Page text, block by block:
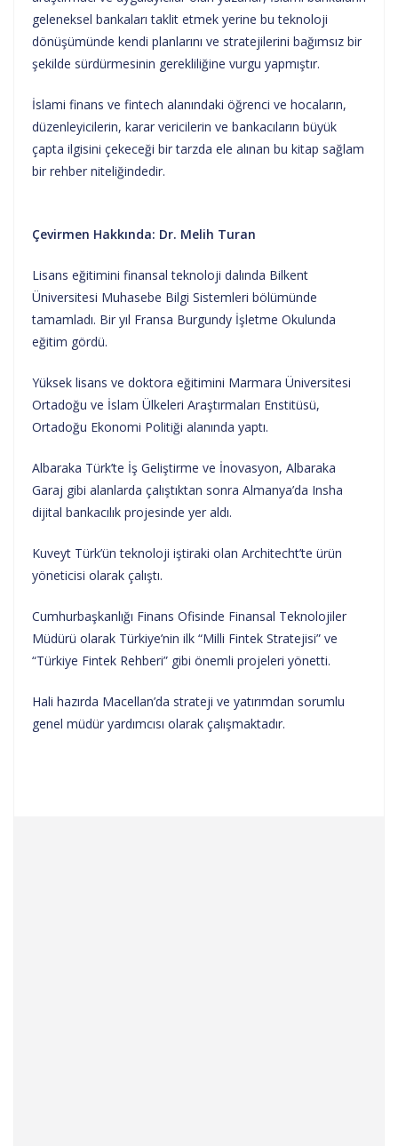
geleneksel bankaları taklit etmek yerine bu teknoloji
dönüşümünde kendi planlarını ve stratejilerini bağımsız bir
şekilde sürdürmesinin gerekliliğine vurgu yapmıştır.
İslami finans ve fintech alanındaki öğrenci ve hocaların,
düzenleyicilerin, karar vericilerin ve bankacıların büyük
çapta ilgisini çekeceği bir tarzda ele alınan bu kitap sağlam
bir rehber niteliğindedir.
Çevirmen Hakkında: Dr. Melih Turan
Lisans eğitimini finansal teknoloji dalında Bilkent
Üniversitesi Muhasebe Bilgi Sistemleri bölümünde
tamamladı. Bir yıl Fransa Burgundy İşletme Okulunda
eğitim gördü.
Yüksek lisans ve doktora eğitimini Marmara Üniversitesi
Ortadoğu ve İslam Ülkeleri Araştırmaları Enstitüsü,
Ortadoğu Ekonomi Politiği alanında yaptı.
Albaraka Türk’te İş Geliştirme ve İnovasyon, Albaraka
Garaj gibi alanlarda çalıştıktan sonra Almanya’da Insha
dijital bankacılık projesinde yer aldı.
Kuveyt Türk’ün teknoloji iştiraki olan Architecht’te ürün
yöneticisi olarak çalıştı.
Cumhurbaşkanlığı Finans Ofisinde Finansal Teknolojiler
Müdürü olarak Türkiye’nin ilk “Milli Fintek Stratejisi” ve
“Türkiye Fintek Rehberi” gibi önemli projeleri yönetti.
Hali hazırda Macellan’da strateji ve yatırımdan sorumlu
genel müdür yardımcısı olarak çalışmaktadır.